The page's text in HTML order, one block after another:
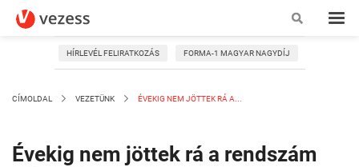
HÍRLEVÉL FELIRATKOZÁS FORMA-1 MAGYAR NAGYDÍJ
CÍMOLDAL VEZETÜNK ÉVEKIG NEM JÖTTEK RÁ A...
Évekig nem jöttek rá a rendszám